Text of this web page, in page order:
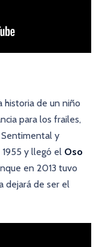
historia de un niño
para los frailes,
Sentimental y
y llegó el Oso
en 2013 tuvo
dejará de ser el